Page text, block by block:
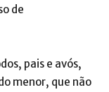
de
pais e avós,
menor, que não